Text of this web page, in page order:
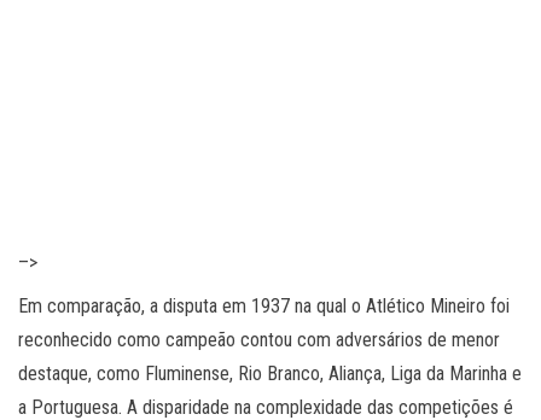
–>
Em comparação, a disputa em 1937 na qual o Atlético Mineiro foi
reconhecido como campeão contou com adversários de menor
destaque, como Fluminense, Rio Branco, Aliança, Liga da Marinha e
a Portuguesa. A disparidade na complexidade das competições é